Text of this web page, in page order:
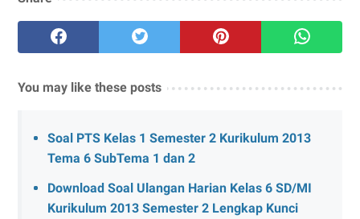
You may like these posts
Soal PTS Kelas 1 Semester 2 Kurikulum 2013
Tema 6 SubTema 1 dan 2
Download Soal Ulangan Harian Kelas 6 SD/MI
Kurikulum 2013 Semester 2 Lengkap Kunci